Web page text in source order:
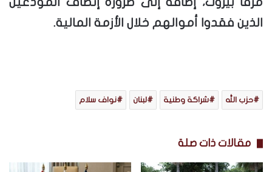
الذين فقدوا أموالهم خلال الأزمة المالية.
حزب الله شراكة وطنية لبنان نواف سلام
مقالات ذات صلة